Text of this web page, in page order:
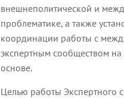
внешнеполитической и
проблематике, а также
координации работы с
экспертным сообществом на
основе.
Целью работы Экспертного